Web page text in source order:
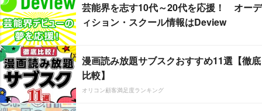
芸能界を志す10代～20代を応援！ オーデ
ィション・スクール情報はDeview
漫画読み放題サブスクおすすめ11選【徹底
比較】
オリコン顧客満足度ランキング